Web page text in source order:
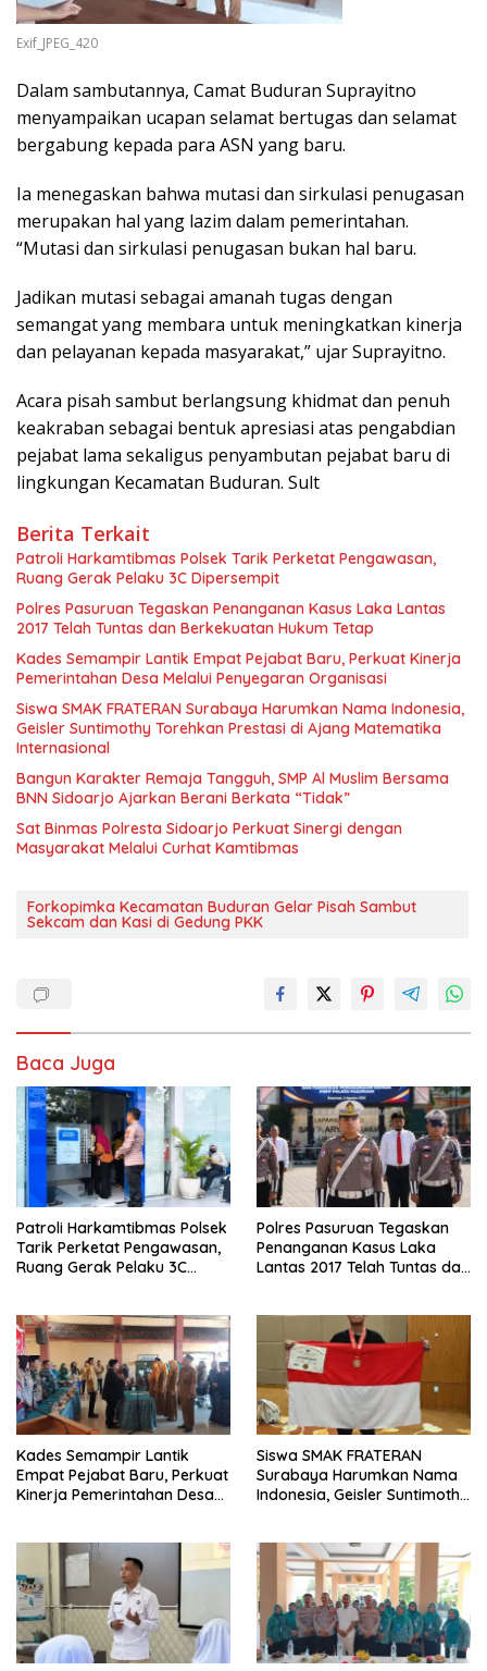
Exif_JPEG_420
Dalam sambutannya, Camat Buduran Suprayitno
menyampaikan ucapan selamat bertugas dan selamat
bergabung kepada para ASN yang baru.
Ia menegaskan bahwa mutasi dan sirkulasi penugasan
merupakan hal yang lazim dalam pemerintahan.
“Mutasi dan sirkulasi penugasan bukan hal baru.
Jadikan mutasi sebagai amanah tugas dengan
semangat yang membara untuk meningkatkan kinerja
dan pelayanan kepada masyarakat,” ujar Suprayitno.
Acara pisah sambut berlangsung khidmat dan penuh
keakraban sebagai bentuk apresiasi atas pengabdian
pejabat lama sekaligus penyambutan pejabat baru di
lingkungan Kecamatan Buduran. Sult
Berita Terkait
Patroli Harkamtibmas Polsek Tarik Perketat Pengawasan,
Ruang Gerak Pelaku 3C Dipersempit
Polres Pasuruan Tegaskan Penanganan Kasus Laka Lantas
2017 Telah Tuntas dan Berkekuatan Hukum Tetap
Kades Semampir Lantik Empat Pejabat Baru, Perkuat Kinerja
Pemerintahan Desa Melalui Penyegaran Organisasi
Siswa SMAK FRATERAN Surabaya Harumkan Nama Indonesia,
Geisler Suntimothy Torehkan Prestasi di Ajang Matematika
Internasional
Bangun Karakter Remaja Tangguh, SMP Al Muslim Bersama
BNN Sidoarjo Ajarkan Berani Berkata “Tidak”
Sat Binmas Polresta Sidoarjo Perkuat Sinergi dengan
Masyarakat Melalui Curhat Kamtibmas
Forkopimka Kecamatan Buduran Gelar Pisah Sambut
Sekcam dan Kasi di Gedung PKK
Baca Juga
Patroli Harkamtibmas Polsek
Tarik Perketat Pengawasan,
Ruang Gerak Pelaku 3C
Polres Pasuruan Tegaskan
Penanganan Kasus Laka
Lantas 2017 Telah Tuntas dan
Kades Semampir Lantik
Empat Pejabat Baru, Perkuat
Kinerja Pemerintahan Desa
Siswa SMAK FRATERAN
Surabaya Harumkan Nama
Indonesia, Geisler Suntimothy